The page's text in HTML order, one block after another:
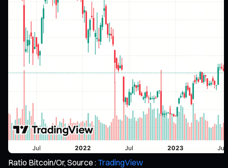
Ratio Bitcoin/Or, Source : TradingView